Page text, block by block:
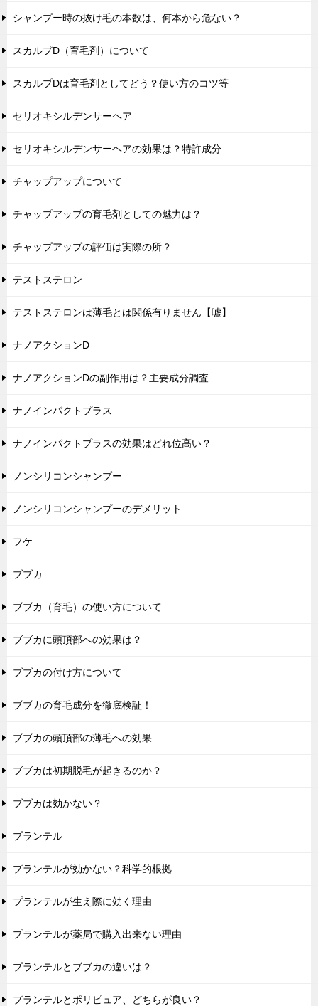
シャンプー時の抜け毛の本数は、何本から危ない？
スカルプD（育毛剤）について
スカルプDは育毛剤としてどう？使い方のコツ等
セリオキシルデンサーヘア
セリオキシルデンサーヘアの効果は？特許成分
チャップアップについて
チャップアップの育毛剤としての魅力は？
チャップアップの評価は実際の所？
テストステロン
テストステロンは薄毛とは関係有りません【嘘】
ナノアクションD
ナノアクションDの副作用は？主要成分調査
ナノインパクトプラス
ナノインパクトプラスの効果はどれ位高い？
ノンシリコンシャンプー
ノンシリコンシャンプーのデメリット
フケ
ブブカ
ブブカ（育毛）の使い方について
ブブカに頭頂部への効果は？
ブブカの付け方について
ブブカの育毛成分を徹底検証！
ブブカの頭頂部の薄毛への効果
ブブカは初期脱毛が起きるのか？
ブブカは効かない？
プランテル
プランテルが効かない？科学的根拠
プランテルが生え際に効く理由
プランテルが薬局で購入出来ない理由
プランテルとブブカの違いは？
プランテルとポリピュア、どちらが良い？